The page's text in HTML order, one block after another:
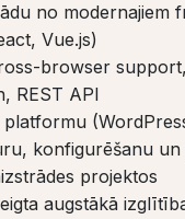
no modernajiem
Vue.js)
browser
REST API
platformu
konfigurēšanu un
projektos
augstākā